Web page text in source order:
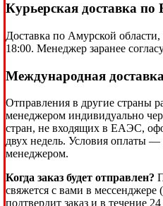
Курьерская доставка по
Доставка по Амурской
18:00. Менеджер заранее
Международная доставка
Отправления в другие страны
менеджером индивидуально
стран, не входящих в ЕАЭС,
двух недель. Условия оплаты —
менеджером.
Когда заказ будет отправлен?
свяжется с вами в
подтвердит заказ и в течение